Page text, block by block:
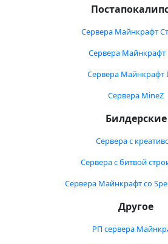
Сервера Майнкрафт
Сервера Майнкрафт
Сервера Майнкрафт
Сервера MineZ
Билдерские
Сервера с
Сервера с битвой
Сервера Майнкрафт со
Другое
РП сервера